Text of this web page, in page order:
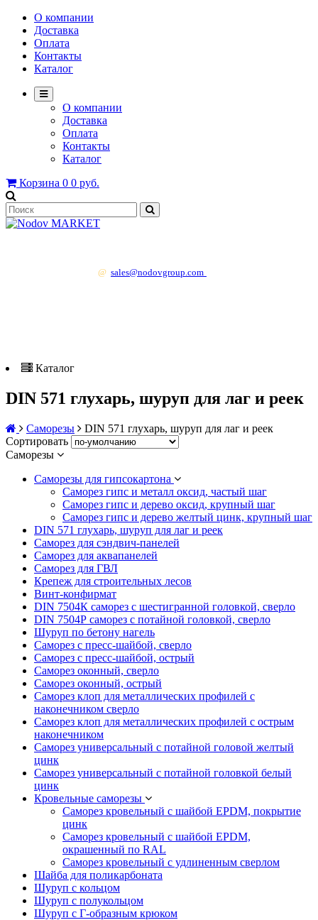
О компании
Доставка
Оплата
Контакты
Каталог
О компании
Доставка
Оплата
Контакты
Каталог
Корзина 0 0 руб.
@ sales@nodovgroup.com
Каталог
DIN 571 глухарь, шуруп для лаг и реек
Саморезы
DIN 571 глухарь, шуруп для лаг и реек
Сортировать
Саморезы
Саморезы для гипсокартона
Саморез гипс и металл оксид, частый шаг
Саморез гипс и дерево оксид, крупный шаг
Саморез гипс и дерево желтый цинк, крупный шаг
DIN 571 глухарь, шуруп для лаг и реек
Саморез для сэндвич-панелей
Саморез для аквапанелей
Саморез для ГВЛ
Крепеж для строительных лесов
Винт-конфирмат
DIN 7504К саморез с шестигранной головкой, сверло
DIN 7504Р саморез с потайной головкой, сверло
Шуруп по бетону нагель
Саморез с пресс-шайбой, сверло
Саморез с пресс-шайбой, острый
Саморез оконный, сверло
Саморез оконный, острый
Саморез клоп для металлических профилей с
наконечником сверло
Саморез клоп для металлических профилей с острым
наконечником
Саморез универсальный с потайной головой желтый
цинк
Саморез универсальный с потайной головкой белый
цинк
Кровельные саморезы
Саморез кровельный с шайбой EPDM, покрытие
цинк
Саморез кровельный с шайбой EPDM,
окрашенный по RAL
Саморез кровельный с удлиненным сверлом
Шайба для поликарбоната
Шуруп с кольцом
Шуруп с полукольцом
Шуруп с Г-образным крюком